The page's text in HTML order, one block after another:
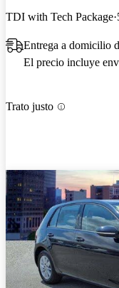
TDI with Tech Package
Entrega a domicilio
El precio incluye
Trato justo